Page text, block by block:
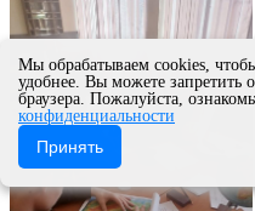
Мы обрабатываем cookies,
удобнее. Вы можете запретить
браузера. Пожалуйста,
конфиденциальности
Принять